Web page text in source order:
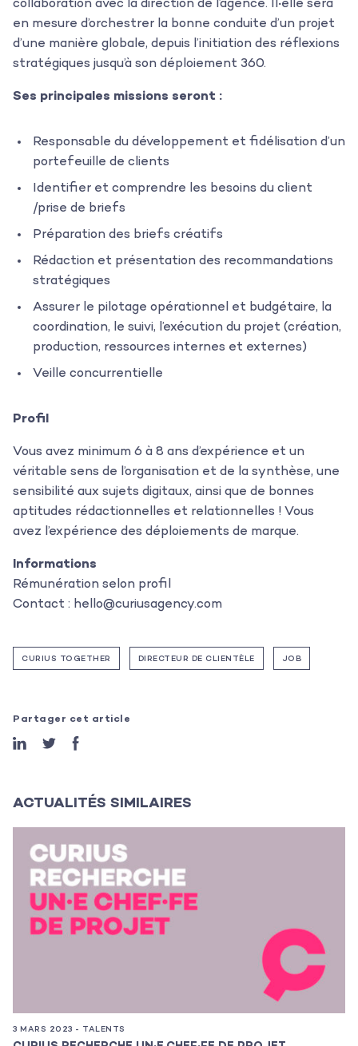
L’agence
Les projets
Les actualités
L’équipe
Contact
collaboration avec la direction de l’agence. Il·elle sera
en mesure d’orchestrer la bonne conduite d’un projet
d’une manière globale, depuis l’initiation des réflexions
stratégiques jusqu’à son déploiement 360.
Ses principales missions seront :
Responsable du développement et fidélisation d’un
portefeuille de clients
Identifier et comprendre les besoins du client
/prise de briefs
Préparation des briefs créatifs
Rédaction et présentation des recommandations
stratégiques
Assurer le pilotage opérationnel et budgétaire, la
coordination, le suivi, l’exécution du projet (création,
production, ressources internes et externes)
Veille concurrentielle
Profil
Vous avez minimum 6 à 8 ans d’expérience et un
véritable sens de l’organisation et de la synthèse, une
sensibilité aux sujets digitaux, ainsi que de bonnes
aptitudes rédactionnelles et relationnelles ! Vous
avez l’expérience des déploiements de marque.
Informations
Rémunération selon profil
Contact : hello@curiusagency.com
CURIUS TOGETHER DIRECTEUR DE CLIENTÈLE JOB
Partager cet article
ACTUALITÉS SIMILAIRES
3 MARS 2023 - TALENTS